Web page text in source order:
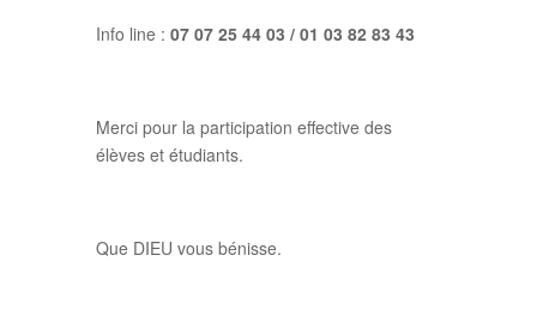
Info line : 07 07 25 44 03 / 01 03 82 83 43
Merci pour la participation effective des
élèves et étudiants.
Que DIEU vous bénisse.